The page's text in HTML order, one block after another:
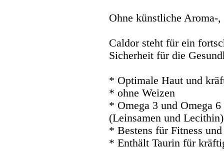
Ohne künstliche Aroma-
Caldor steht für ein
Sicherheit für die
* Optimale Haut und
* ohne Weizen
* Omega 3 und Omega
(Leinsamen und Lecithin)
* Bestens für Fitness
* Enthält Taurin für